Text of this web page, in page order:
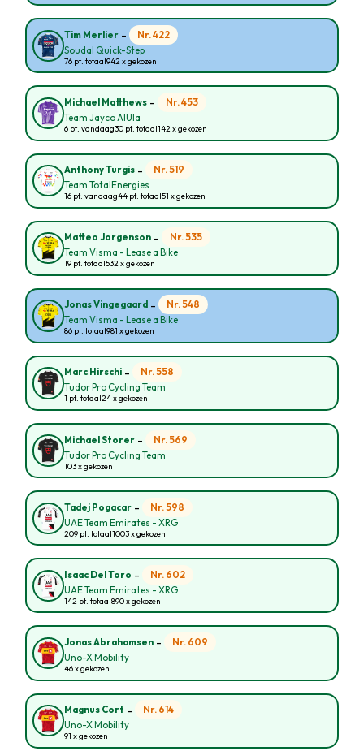
Tim Merlier - Nr. 422
Soudal Quick-Step
76 pt. totaal942 x gekozen
Michael Matthews - Nr. 453
Team Jayco AlUla
6 pt. vandaag30 pt. totaal142 x gekozen
Anthony Turgis - Nr. 519
Team TotalEnergies
16 pt. vandaag44 pt. totaal51 x gekozen
Matteo Jorgenson - Nr. 535
Team Visma - Lease a Bike
19 pt. totaal532 x gekozen
Jonas Vingegaard - Nr. 548
Team Visma - Lease a Bike
86 pt. totaal981 x gekozen
Marc Hirschi - Nr. 558
Tudor Pro Cycling Team
1 pt. totaal24 x gekozen
Michael Storer - Nr. 569
Tudor Pro Cycling Team
103 x gekozen
Tadej Pogacar - Nr. 598
UAE Team Emirates - XRG
209 pt. totaal1003 x gekozen
Isaac Del Toro - Nr. 602
UAE Team Emirates - XRG
142 pt. totaal890 x gekozen
Jonas Abrahamsen - Nr. 609
Uno-X Mobility
46 x gekozen
Magnus Cort - Nr. 614
Uno-X Mobility
91 x gekozen